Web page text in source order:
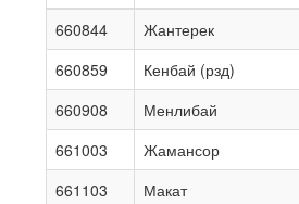
660844
Жантерек
660859
Кенбай (рзд)
660908
Менлибай
661003
Жамансор
661103
Макат